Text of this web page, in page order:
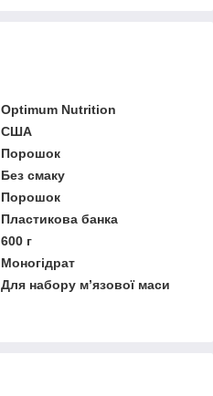
Optimum Nutrition
США
Порошок
Без смаку
Порошок
Пластикова банка
600 г
Моногідрат
Для набору м’язової маси